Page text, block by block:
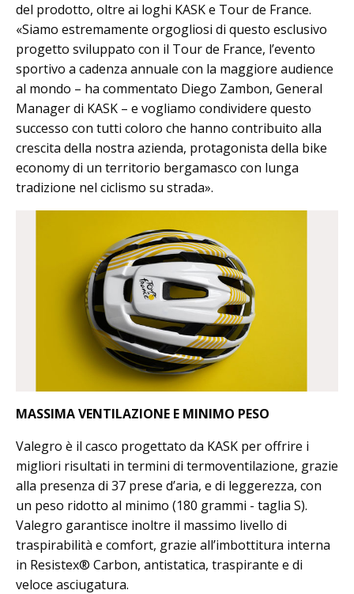
del prodotto, oltre ai loghi KASK e Tour de France.
«Siamo estremamente orgogliosi di questo esclusivo
progetto sviluppato con il Tour de France, l’evento
sportivo a cadenza annuale con la maggiore audience
al mondo – ha commentato Diego Zambon, General
Manager di KASK – e vogliamo condividere questo
successo con tutti coloro che hanno contribuito alla
crescita della nostra azienda, protagonista della bike
economy di un territorio bergamasco con lunga
tradizione nel ciclismo su strada».
MASSIMA VENTILAZIONE E MINIMO PESO
Valegro è il casco progettato da KASK per offrire i
migliori risultati in termini di termoventilazione, grazie
alla presenza di 37 prese d’aria, e di leggerezza, con
un peso ridotto al minimo (180 grammi - taglia S).
Valegro garantisce inoltre il massimo livello di
traspirabilità e comfort, grazie all’imbottitura interna
in Resistex® Carbon, antistatica, traspirante e di
veloce asciugatura.